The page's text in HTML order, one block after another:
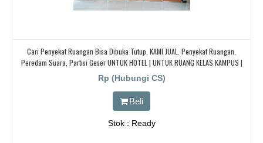
Cari Penyekat Ruangan Bisa Dibuka Tutup, KAMI JUAL. Penyekat Ruangan,
Peredam Suara, Partisi Geser UNTUK HOTEL | UNTUK RUANG KELAS KAMPUS |
KELAS SEKOLAH Di BANDUNG, JAKARTA, BEKASI, TANGERANG
Rp (Hubungi CS)
Beli
Stok : Ready